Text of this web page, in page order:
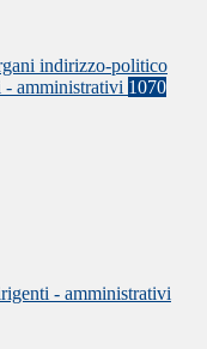
indirizzo-politico
amministrativi 1070
- amministrativi